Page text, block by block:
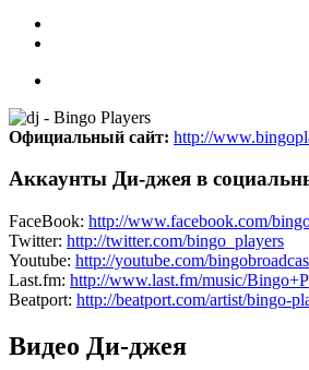
Официальный сайт: http://
Аккаунты Ди-джея в
FaceBook: http://www.facebook.com/
Twitter: http://twitter.com/bingo_players
Youtube: http://youtube.com/
Last.fm: http://www.last.fm/music/
Beatport: http://beatport.com/artist/bingo-
Видео Ди-джея